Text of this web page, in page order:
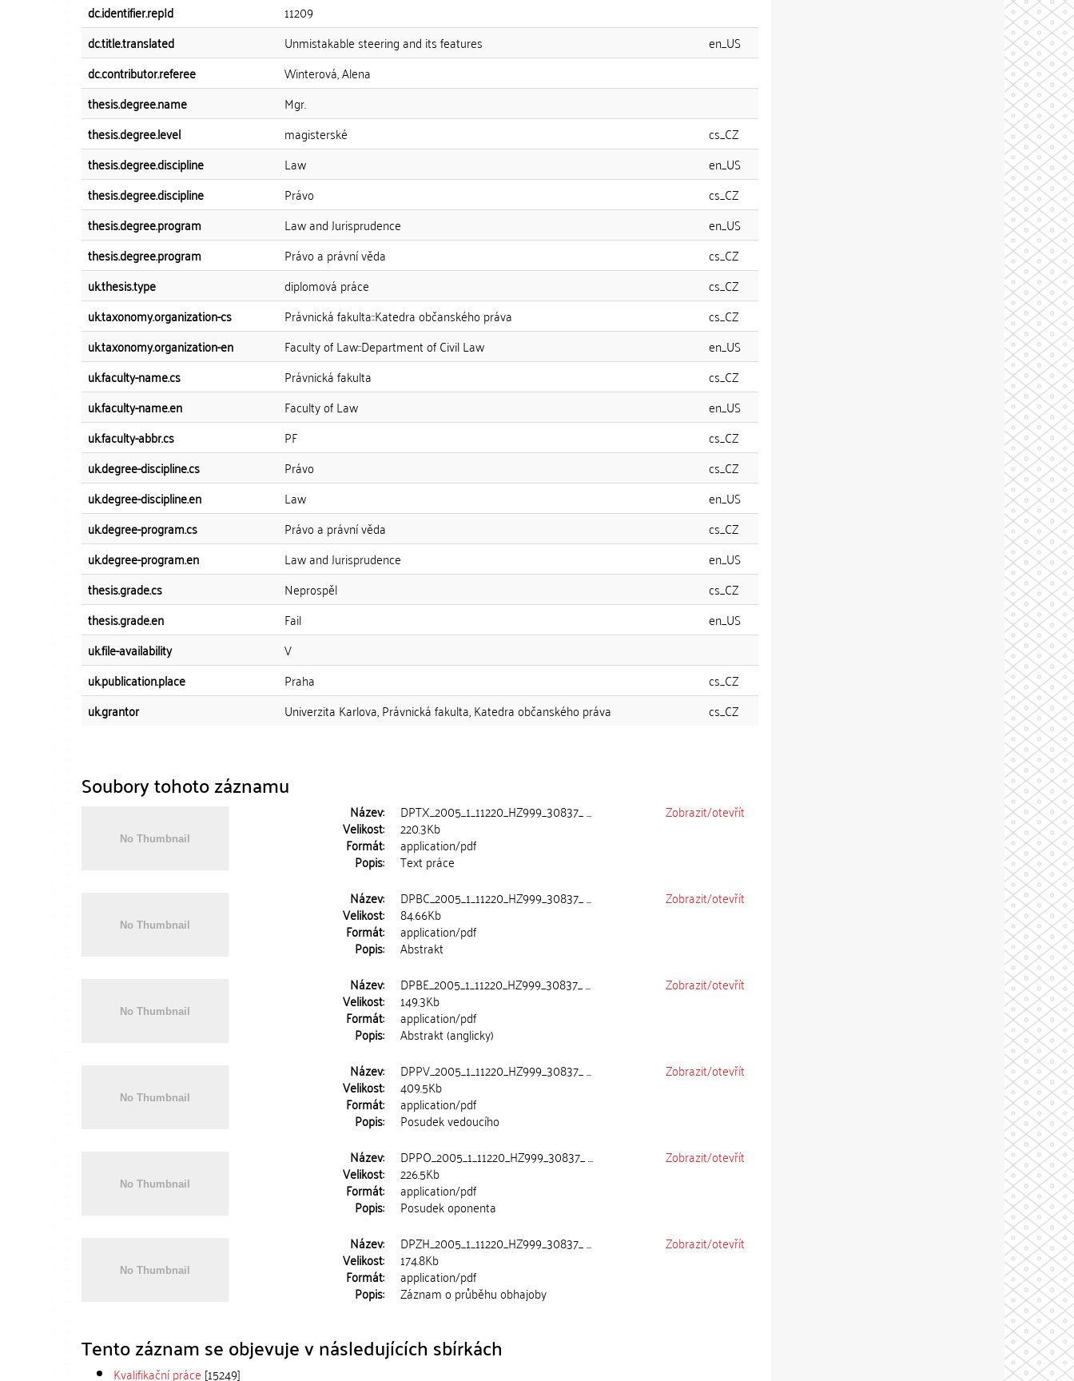
dc.identifier.repId
11209
dc.title.translated
Unmistakable steering and its features
en_US
dc.contributor.referee
Winterová, Alena
thesis.degree.name
Mgr.
thesis.degree.level
magisterské
cs_CZ
thesis.degree.discipline
Law
en_US
thesis.degree.discipline
Právo
cs_CZ
thesis.degree.program
Law and Jurisprudence
en_US
thesis.degree.program
Právo a právní věda
cs_CZ
uk.thesis.type
diplomová práce
cs_CZ
uk.taxonomy.organization-cs
Právnická fakulta::Katedra občanského práva
cs_CZ
uk.taxonomy.organization-en
Faculty of Law::Department of Civil Law
en_US
uk.faculty-name.cs
Právnická fakulta
cs_CZ
uk.faculty-name.en
Faculty of Law
en_US
uk.faculty-abbr.cs
PF
cs_CZ
uk.degree-discipline.cs
Právo
cs_CZ
uk.degree-discipline.en
Law
en_US
uk.degree-program.cs
Právo a právní věda
cs_CZ
uk.degree-program.en
Law and Jurisprudence
en_US
thesis.grade.cs
Neprospěl
cs_CZ
thesis.grade.en
Fail
en_US
uk.file-availability
V
uk.publication.place
Praha
cs_CZ
uk.grantor
Univerzita Karlova, Právnická fakulta, Katedra občanského práva cs_CZ
Soubory tohoto záznamu
Název: DPTX_2005_1_11220_HZ999_30837_ ...
Velikost: 220.3Kb
Formát: application/pdf
Popis: Text práce
Zobrazit/otevřít
Název: DPBC_2005_1_11220_HZ999_30837_ ...
Velikost: 84.66Kb
Formát: application/pdf
Popis: Abstrakt
Zobrazit/otevřít
Název: DPBE_2005_1_11220_HZ999_30837_ ...
Velikost: 149.3Kb
Formát: application/pdf
Popis: Abstrakt (anglicky)
Zobrazit/otevřít
Název: DPPV_2005_1_11220_HZ999_30837_ ...
Velikost: 409.5Kb
Formát: application/pdf
Popis: Posudek vedoucího
Zobrazit/otevřít
Název: DPPO_2005_1_11220_HZ999_30837_ ...
Velikost: 226.5Kb
Formát: application/pdf
Popis: Posudek oponenta
Zobrazit/otevřít
Název: DPZH_2005_1_11220_HZ999_30837_ ...
Velikost: 174.8Kb
Formát: application/pdf
Popis: Záznam o průběhu obhajoby
Zobrazit/otevřít
Tento záznam se objevuje v následujících sbírkách
Kvalifikační práce [15249]